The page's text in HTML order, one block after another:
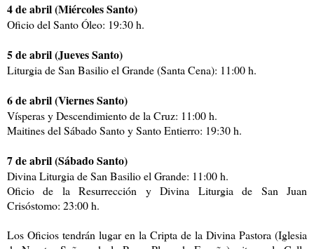
4 de abril (Miércoles Santo)
Oficio del Santo Óleo: 19:30 h.
5 de abril (Jueves Santo)
Liturgia de San Basilio el Grande (Santa Cena): 11:00 h.
6 de abril (Viernes Santo)
Vísperas y Descendimiento de la Cruz: 11:00 h.
Maitines del Sábado Santo y Santo Entierro: 19:30 h.
7 de abril (Sábado Santo)
Divina Liturgia de San Basilio el Grande: 11:00 h.
Oficio de la Resurrección y Divina Liturgia de San Juan
Crisóstomo: 23:00 h.
Los Oficios tendrán lugar en la Cripta de la Divina Pastora (Iglesia